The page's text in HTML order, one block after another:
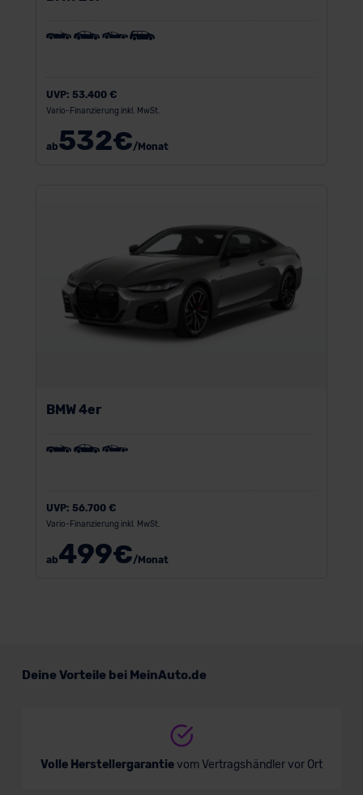
UVP: 53.400 €
Vario-Finanzierung inkl. MwSt.
ab532€/Monat
BMW 4er
UVP: 56.700 €
Vario-Finanzierung inkl. MwSt.
ab499€/Monat
Deine Vorteile bei MeinAuto.de
Volle Herstellergarantievom Vertragshändler vor Ort